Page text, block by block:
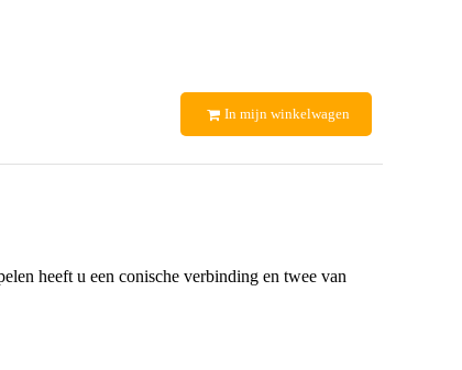
In mijn winkelwagen
heeft u een conische verbinding en twee van